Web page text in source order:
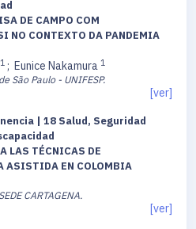
DE CAMPO COM
NO CONTEXTO DA PANDEMIA
1 ; Eunice Nakamura 1
São Paulo - UNIFESP.
[ver]
| 18 Salud, Seguridad
LAS TÉCNICAS DE
ASISTIDA EN COLOMBIA
CARTAGENA.
[ver]